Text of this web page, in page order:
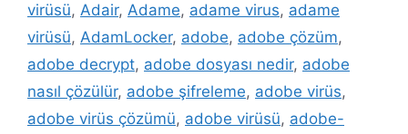
virüsü, Adair, Adame, adame virus, adame
virüsü, AdamLocker, adobe, adobe çözüm,
adobe decrypt, adobe dosyası nedir, adobe
nasıl çözülür, adobe şifreleme, adobe virüs,
adobe virüs çözümü, adobe virüsü, adobe-